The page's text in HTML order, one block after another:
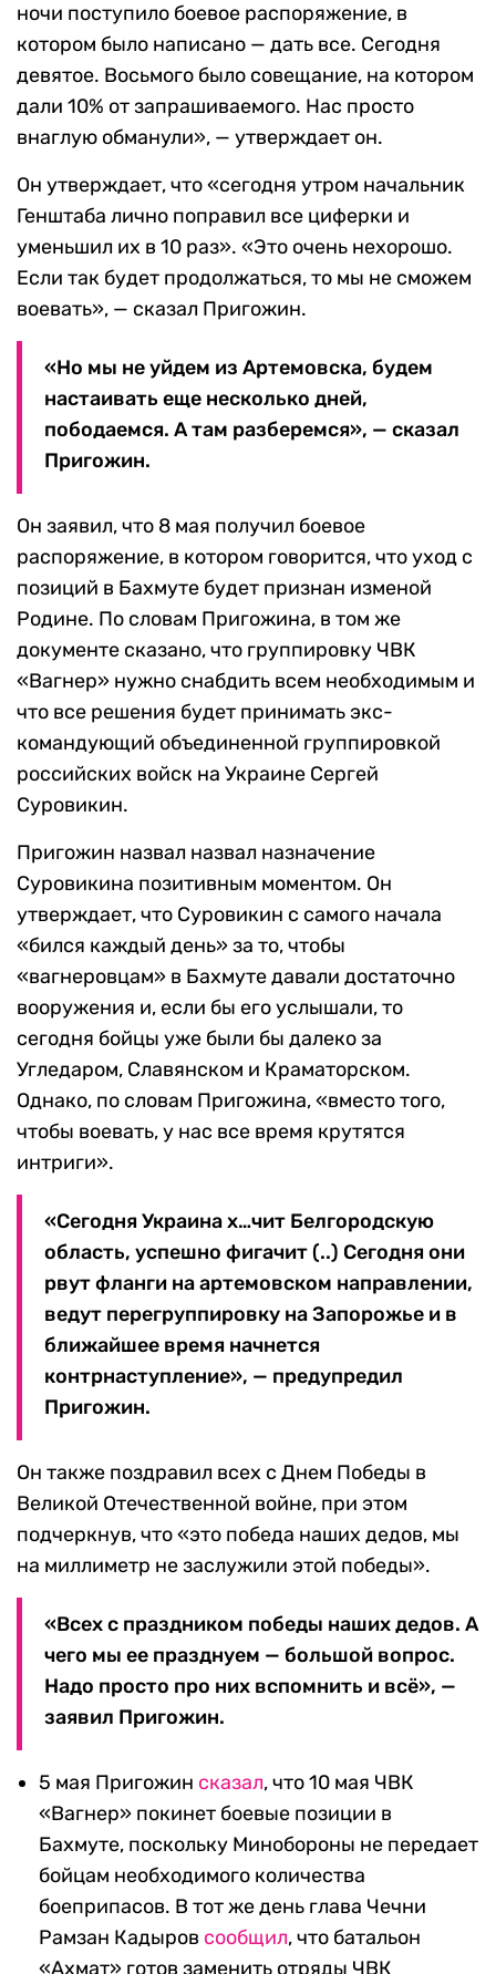
ночи поступило боевое распоряжение, в
котором было написано — дать все. Сегодня
девятое. Восьмого было совещание, на котором
дали 10% от запрашиваемого. Нас просто
внаглую обманули», — утверждает он.
Он утверждает, что «сегодня утром начальник
Генштаба лично поправил все циферки и
уменьшил их в 10 раз». «Это очень нехорошо.
Если так будет продолжаться, то мы не сможем
воевать», — сказал Пригожин.
«Но мы не уйдем из Артемовска, будем
настаивать еще несколько дней,
пободаемся. А там разберемся», — сказал
Пригожин.
Он заявил, что 8 мая получил боевое
распоряжение, в котором говорится, что уход с
позиций в Бахмуте будет признан изменой
Родине. По словам Пригожина, в том же
документе сказано, что группировку ЧВК
«Вагнер» нужно снабдить всем необходимым и
что все решения будет принимать экс-
командующий объединенной группировкой
российских войск на Украине Сергей
Суровикин.
Пригожин назвал назвал назначение
Суровикина позитивным моментом. Он
утверждает, что Суровикин с самого начала
«бился каждый день» за то, чтобы
«вагнеровцам» в Бахмуте давали достаточно
вооружения и, если бы его услышали, то
сегодня бойцы уже были бы далеко за
Угледаром, Славянском и Краматорском.
Однако, по словам Пригожина, «вместо того,
чтобы воевать, у нас все время крутятся
интриги».
«Сегодня Украина х…чит Белгородскую
область, успешно фигачит (..) Сегодня они
рвут фланги на артемовском направлении,
ведут перегруппировку на Запорожье и в
ближайшее время начнется
контрнаступление», — предупредил
Пригожин.
Он также поздравил всех с Днем Победы в
Великой Отечественной войне, при этом
подчеркнув, что «это победа наших дедов, мы
на миллиметр не заслужили этой победы».
«Всех с праздником победы наших дедов. А
чего мы ее празднуем — большой вопрос.
Надо просто про них вспомнить и всё», —
заявил Пригожин.
5 мая Пригожин сказал, что 10 мая ЧВК
«Вагнер» покинет боевые позиции в
Бахмуте, поскольку Минобороны не передает
бойцам необходимого количества
боеприпасов. В тот же день глава Чечни
Рамзан Кадыров сообщил, что батальон
«Ахмат» готов заменить отряды ЧВК